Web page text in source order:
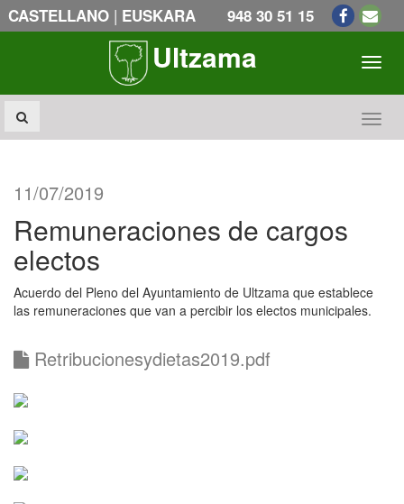
CASTELLANO | EUSKARA 948 30 51 15
Ultzama
11/07/2019
Remuneraciones de cargos
electos
Acuerdo del Pleno del Ayuntamiento de Ultzama que establece
las remuneraciones que van a percibir los electos municipales.
Retribucionesydietas2019.pdf